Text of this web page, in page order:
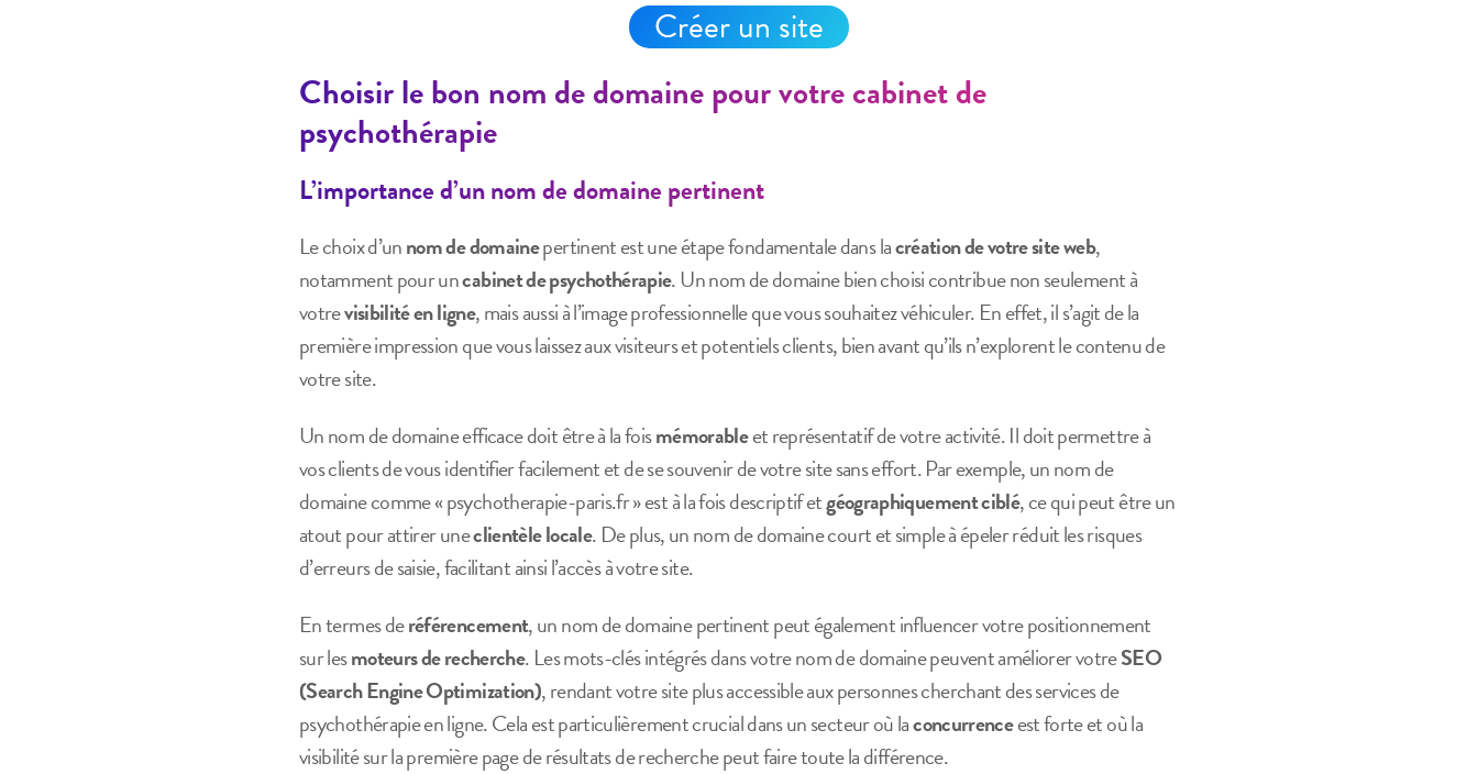
Créer un site
Choisir le bon nom de domaine pour votre cabinet de
psychothérapie
L’importance d’un nom de domaine pertinent
Le choix d’unnom de domainepertinent est une étape fondamentale dans lacréation de votre site web,
notamment pour uncabinet de psychothérapie. Un nom de domaine bien choisi contribue non seulement à
votrevisibilité en ligne, mais aussi à l’image professionnelle que vous souhaitez véhiculer. En effet, il s’agit de la
première impression que vous laissez aux visiteurs et potentiels clients, bien avant qu’ils n’explorent le contenu de
votre site.
Un nom de domaine efficace doit être à la foismémorableet représentatif de votre activité. Il doit permettre à
vos clients de vous identifier facilement et de se souvenir de votre site sans effort. Par exemple, un nom de
domaine comme « psychotherapie-paris.fr » est à la fois descriptif etgéographiquement ciblé, ce qui peut être un
atout pour attirer uneclientèle locale. De plus, un nom de domaine court et simple à épeler réduit les risques
d’erreurs de saisie, facilitant ainsi l’accès à votre site.
En termes deréférencement, un nom de domaine pertinent peut également influencer votre positionnement
sur lesmoteurs de recherche. Les mots-clés intégrés dans votre nom de domaine peuvent améliorer votreSEO
(Search Engine Optimization), rendant votre site plus accessible aux personnes cherchant des services de
psychothérapie en ligne. Cela est particulièrement crucial dans un secteur où laconcurrenceest forte et où la
visibilité sur la première page de résultats de recherche peut faire toute la différence.